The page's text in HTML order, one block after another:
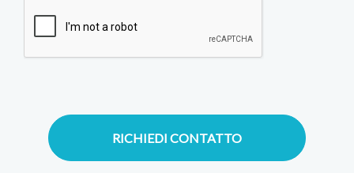
RICHIEDI CONTATTO